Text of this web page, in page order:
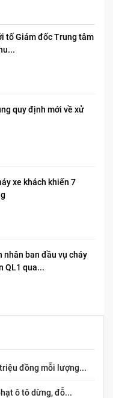
tố Giám đốc Trung tâm
quy định mới về xử
xe khách khiến 7
nhân ban đầu vụ cháy
QL1 qua...
đồng mỗi lượng...
ô tô dừng, đỗ...